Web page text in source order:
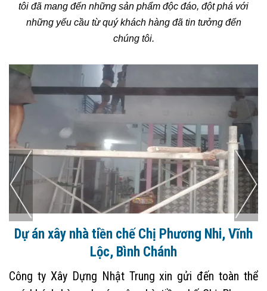
tôi đã mang đến những sản phẩm độc đáo, đột phá với
những yếu cầu từ quý khách hàng đã tin tưởng đến
chúng tôi.
Dự án xây nhà trọn gói tại Bến Lức, Long An
Công ty xây dựng nhà uy tín tại Long An xin gửi đến
toàn thể quý khách hàng dự án xây nhà trọn gói tại Xã